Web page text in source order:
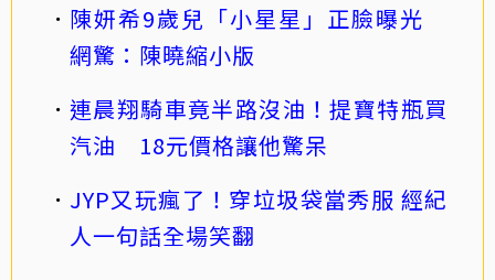
陳妍希9歲兒「小星星」正臉曝光
網驚：陳曉縮小版
連晨翔騎車竟半路沒油！提寶特瓶買
汽油 18元價格讓他驚呆
JYP又玩瘋了！穿垃圾袋當秀服 經紀
人一句話全場笑翻